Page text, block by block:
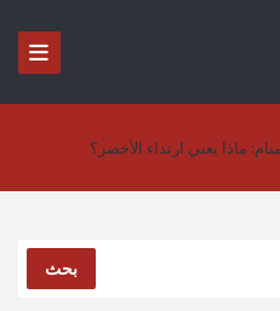
ماذا يعني ارتداء الأخضر؟
بحث